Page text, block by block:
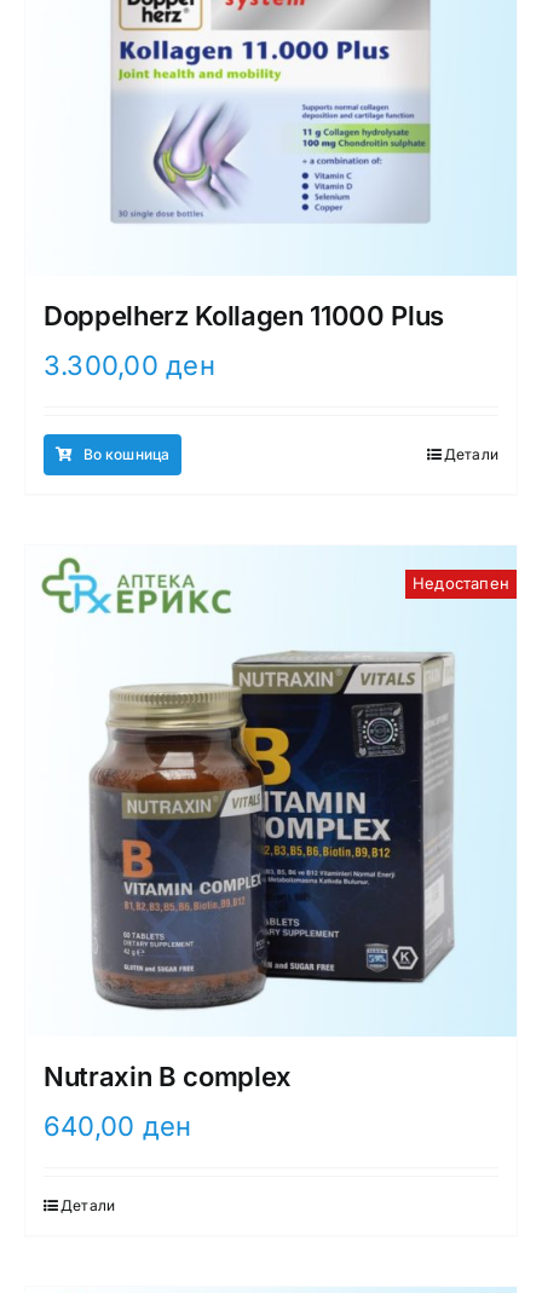
Doppelherz Kollagen 11000 Plus
3.300,00ден
Во кошница Детали
Недостапен
Nutraxin B complex
640,00 ден
Детали